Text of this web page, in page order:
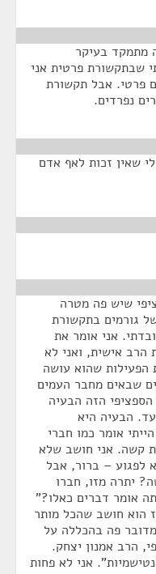
מתמקד בעיקר
שבתקשורת פרטית אני
פרטי. אבל תקשורת
נפרדים.
שאין זכות לאף אדם
שיש פה מטרה
גורמים בתקשורת
אני אומר את
הרב אישית, ואני לא
הפעילות שהוא עושה
שבאים מחבר העמים
הזה הבעיה
הבעיה היא
אומר כמו חברי
קשה. אני חושב שלא
לפגוע – ברור, אבל
יתרה מזו, חברו
אומר דברים כאלו?"
הוא חושב שהכל מותר
פה בהכללה על
הרב אמנון יצחק.
אני לא פחות